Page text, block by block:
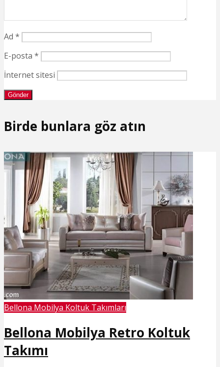
Ad *
E-posta *
İnternet sitesi
Birde bunlara göz atın
Bellona Mobilya Koltuk Takımları
Bellona Mobilya Retro Koltuk
Takımı